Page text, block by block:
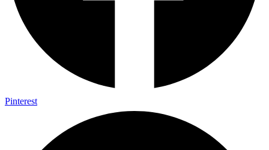
Pinterest